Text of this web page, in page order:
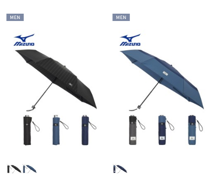
MIRACLE TECH
ミラクルテック
OTHER BRAND
アザーブランド
PAUL&JOE ACCESSOIRES
ポールアンドジョー アクセソワ
POLO RALPH LAUREN
SWASH LONDON